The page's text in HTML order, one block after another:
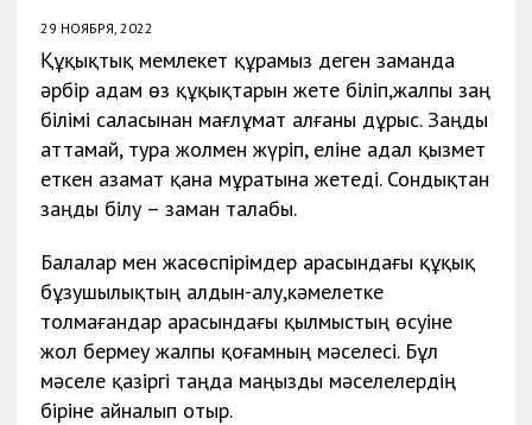
29 НОЯБРЯ, 2022
Құқықтық мемлекет құрамыз деген заманда
әрбір адам өз құқықтарын жете біліп,жалпы заң
білімі саласынан мағлұмат алғаны дұрыс. Заңды
аттамай, тура жолмен жүріп, еліне адал қызмет
еткен азамат қана мұратына жетеді. Сондықтан
заңды білу – заман талабы.
Балалар мен жасөспірімдер арасындағы құқық
бұзушылықтың алдын-алу,кәмелетке
толмағандар арасындағы қылмыстың өсуіне
жол бермеу жалпы қоғамның мәселесі. Бұл
мәселе қазіргі таңда маңызды мәселелердің
біріне айналып отыр.